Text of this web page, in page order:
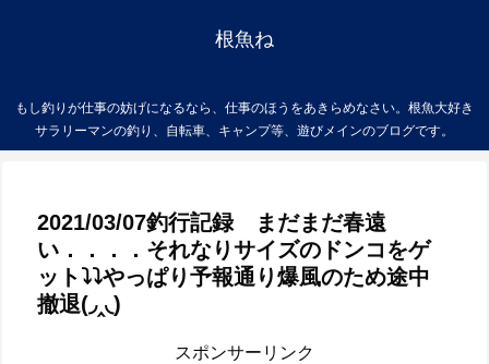
根魚ね
もし釣りが仕事の妨げになるなら、仕事のほうをあきらめなさい。根魚大好き
サラリーマンの釣り、自転車、キャンプ等、遊びメインのブログです。
2021/03/07釣行記録 まだまだ春遠
い．．．．それなりサイズのドンコをゲ
ット⤵⤵やっぱり予報通り爆風のため途中
撤退(◞‸◟)
スポンサーリンク